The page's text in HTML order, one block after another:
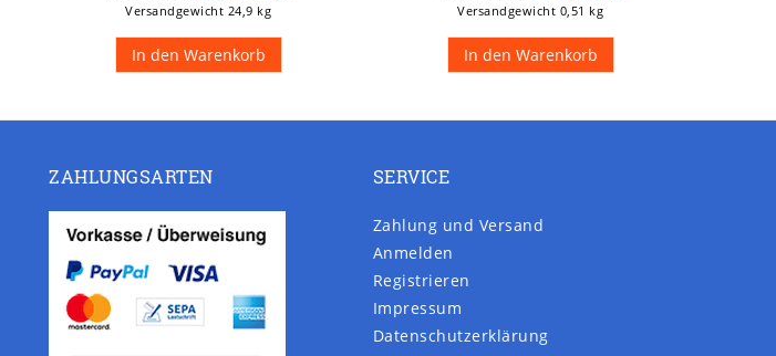
Versandgewicht 24,9 kg
In den Warenkorb
Versandgewicht 0,51 kg
In den Warenkorb
ZAHLUNGSARTEN SERVICE
Zahlung und Versand
Anmelden
Registrieren
Impressum
Daten­schutz­erklärung